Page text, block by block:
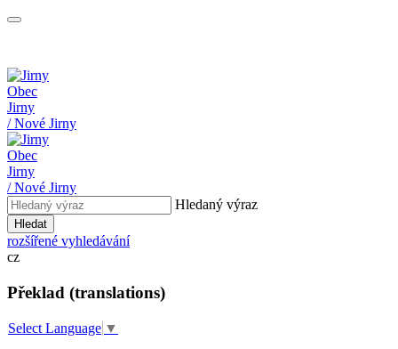
Obec
Jirny
/ Nové Jirny
Obec
Jirny
/ Nové Jirny
Hledaný výraz
Hledat
rozšířené vyhledávání
cz
Překlad (translations)
Select Language ▼